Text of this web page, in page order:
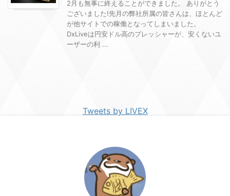
2月も無事に終えることができました。 ありがとう
ございました!先月の弊社所属の皆さんは、ほとんど
が他サイトでの稼働となってしまいました。
DxLiveは円安ドル高のプレッシャーが、安くないユ
ーザーの利 ...
Tweets by LIVEX